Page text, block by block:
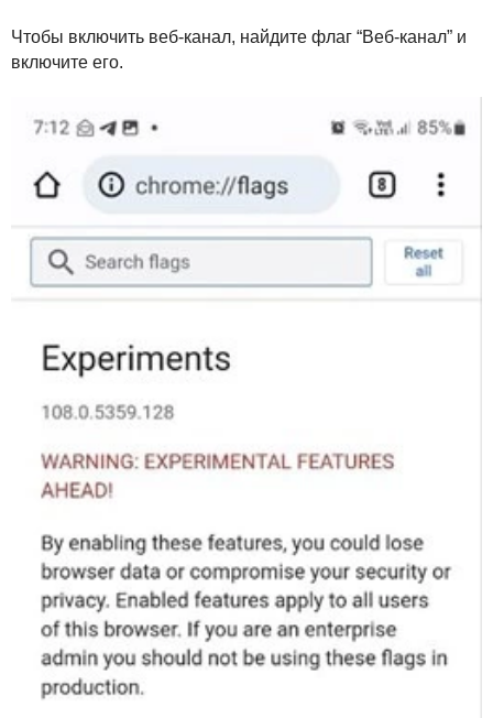
Чтобы включить веб-канал, найдите флаг “Веб-канал” и
включите его.